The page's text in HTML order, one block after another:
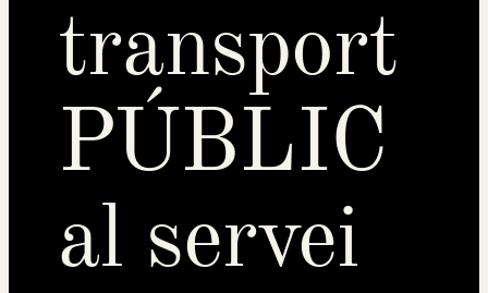
transport
PÚBLIC
al servei